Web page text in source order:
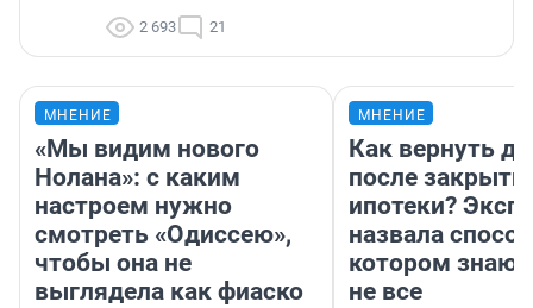
2 693 21
МНЕНИЕ
«Мы видим нового
Нолана»: с каким
настроем нужно
смотреть «Одиссею»,
чтобы она не
выглядела как фиаско
МНЕНИЕ
Как вернуть
после
ипотеки?
назвала
котором
не все